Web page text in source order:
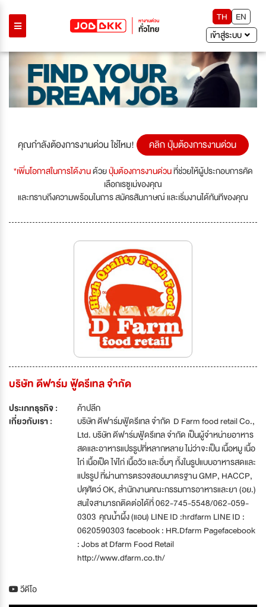
TH
EN
เข้าสู่ระบบ
คุณกำลังต้องการงานด่วน ใช่ไหม! คลิก ปุ่มต้องการงานด่วน
*เพิ่มโอกาสในการได้งานด้วยปุ่มต้องการงานด่วนที่ช่วยให้ผู้ประกอบการคัด
เลือกเรซูเม่ของคุณ
และทราบถึงความพร้อมในการ สมัครสัมภาษณ์ และเริ่มงานได้ทันทีของคุณ
บริษัท ดีฟาร์ม ฟู้ดรีเทล จำกัด
ประเภทธุรกิจ :
ค้าปลีก
เกี่ยวกับเรา :
บริษัท ดีฟาร์มฟู้ดรีเทล จำกัด D Farm food retail Co.,
Ltd. บริษัท ดีฟาร์มฟู้ดรีเทล จำกัด เป็นผู้จำหน่ายอาหาร
สดและอาหารแปรรูปที่หลากหลาย ไม่ว่าจะเป็น เนื้อหมู เนื้อ
ไก่ เนื้อเป็ด ไข่ไก่ เนื้อวัว และอื่นๆ ทั้งในรูปแบบอาหารสดและ
แปรรูป ที่ผ่านการตรวจสอบมาตรฐาน GMP, HACCP,
ปศุศัตว์ OK, สำนักงานคณะกรรมการอาหารและยา (อย.)
สนใจสามารถติดต่อได้ที่ 062-745-5548/062-059-
0303 คุณน้ำผึ้ง (แอน) LINE ID :hrdfarm LINE ID :
0620590303 facebook : HR.Dfarm Pagefacebook
: Jobs at Dfarm Food Retail
http://www.dfarm.co.th/
วีดีโอ